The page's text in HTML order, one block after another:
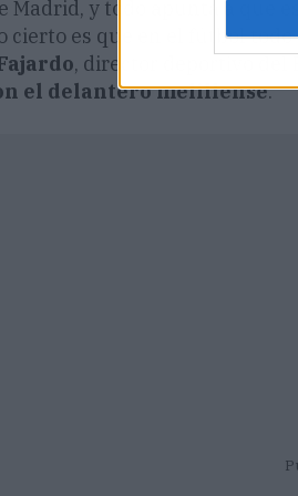
Madrid, y todo apunta a que
cierto es que en el fútbol todo
, director deportivo del
el delantero melillense.